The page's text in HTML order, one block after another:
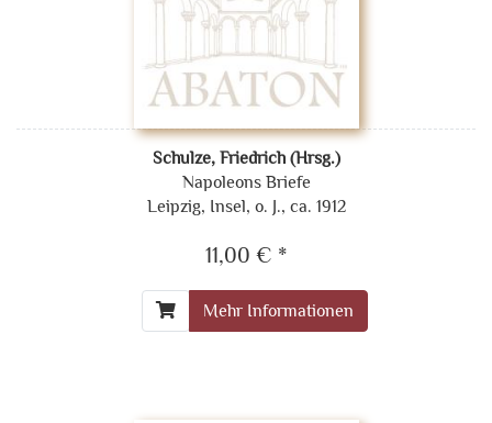
Schulze, Friedrich (Hrsg.)
Napoleons Briefe
Leipzig, Insel, o. J., ca. 1912
11,00 € *
Mehr Informationen